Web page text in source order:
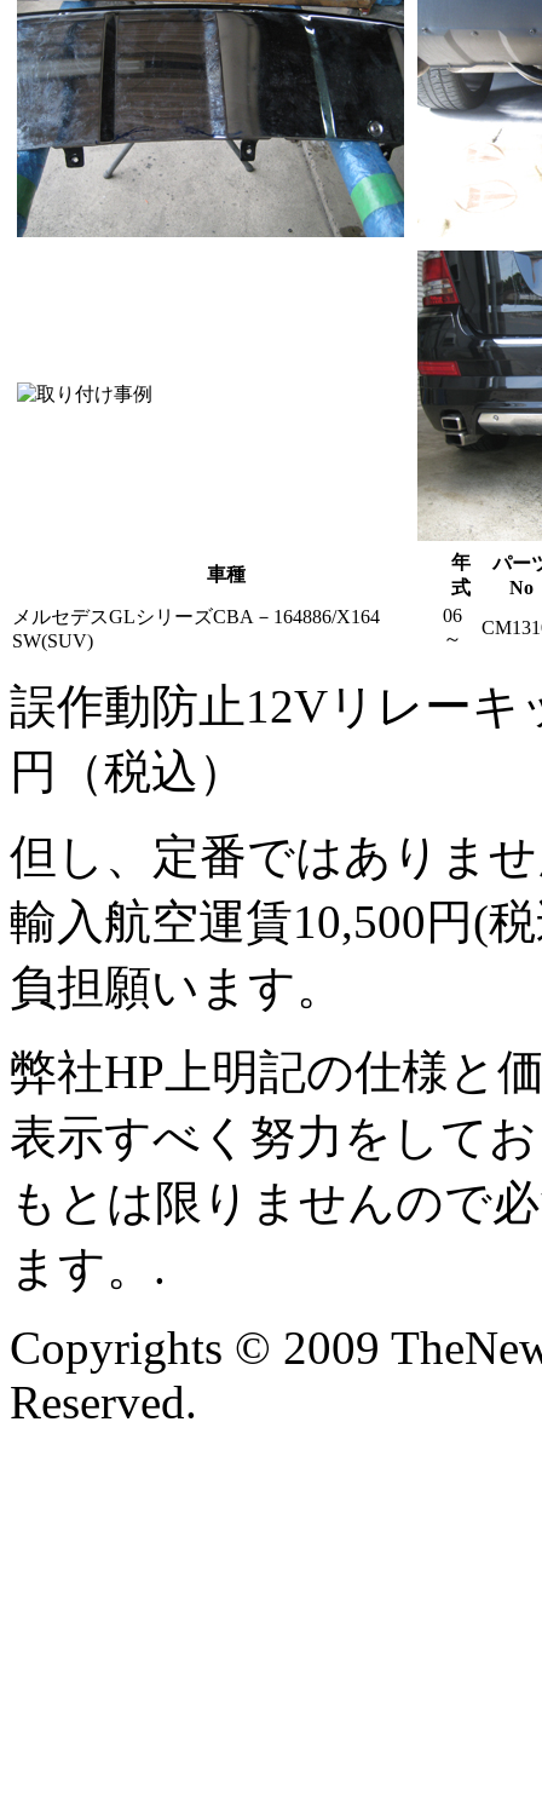
車種
年
式
パー
No
メルセデスGLシリーズCBA－164886/X164
SW(SUV)
06
～
誤作動防止12Vリレー
円（税込）
但し、定番ではありま
輸入航空運賃10,500円(
負担願います。
弊社HP上明記の仕様と
表示すべく努力をして
もとは限りませんので
ます。.
Copyrights © 2009
Reserved.